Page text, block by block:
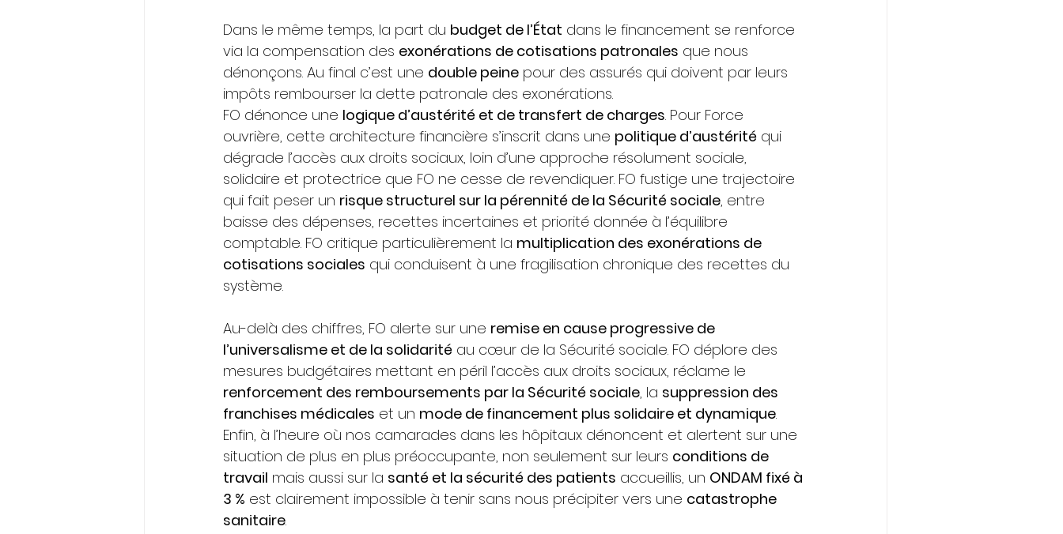
Dans le même temps, la part du budget de l’État dans le financement se renforce
via la compensation des exonérations de cotisations patronales que nous
dénonçons. Au final c’est une double peine pour des assurés qui doivent par leurs
impôts rembourser la dette patronale des exonérations.
FO dénonce une logique d’austérité et de transfert de charges. Pour Force
ouvrière, cette architecture financière s’inscrit dans une politique d’austérité qui
dégrade l’accès aux droits sociaux, loin d’une approche résolument sociale,
solidaire et protectrice que FO ne cesse de revendiquer. FO fustige une trajectoire
qui fait peser un risque structurel sur la pérennité de la Sécurité sociale, entre
baisse des dépenses, recettes incertaines et priorité donnée à l’équilibre
comptable. FO critique particulièrement la multiplication des exonérations de
cotisations sociales qui conduisent à une fragilisation chronique des recettes du
système.
Au-delà des chiffres, FO alerte sur une remise en cause progressive de
l’universalisme et de la solidarité au cœur de la Sécurité sociale. FO déplore des
mesures budgétaires mettant en péril l’accès aux droits sociaux, réclame le
renforcement des remboursements par la Sécurité sociale, la suppression des
franchises médicales et un mode de financement plus solidaire et dynamique.
Enfin, à l’heure où nos camarades dans les hôpitaux dénoncent et alertent sur une
situation de plus en plus préoccupante, non seulement sur leurs conditions de
travail mais aussi sur la santé et la sécurité des patients accueillis, un ONDAM fixé à
3 % est clairement impossible à tenir sans nous précipiter vers une catastrophe
sanitaire.